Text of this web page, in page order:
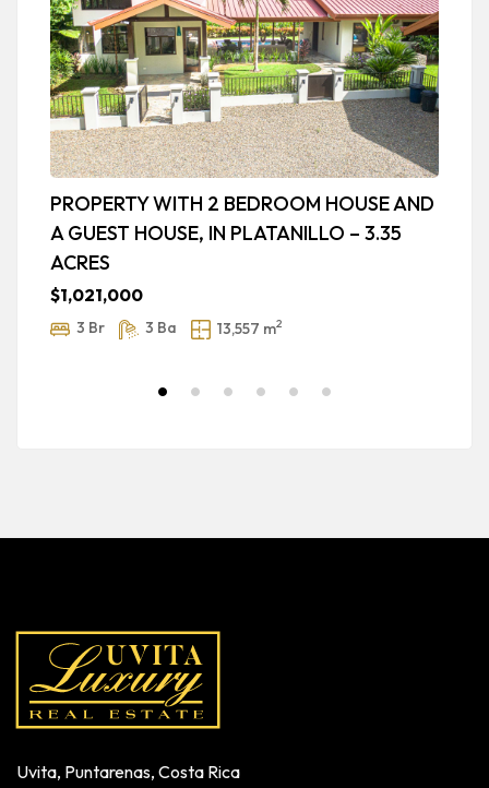
PROPERTY WITH 2 BEDROOM HOUSE AND
A GUEST HOUSE, IN PLATANILLO – 3.35
ACRES
$1,021,000
3 Br 3 Ba 13,557 m2
Uvita, Puntarenas, Costa Rica